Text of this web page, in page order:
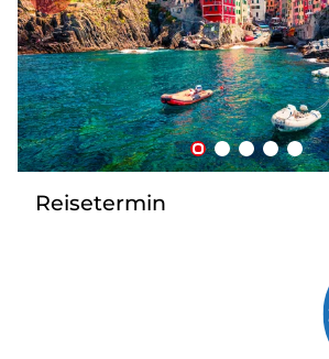
Uber uns
Reisetermin